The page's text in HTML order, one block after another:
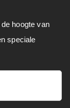
hoogte van
speciale